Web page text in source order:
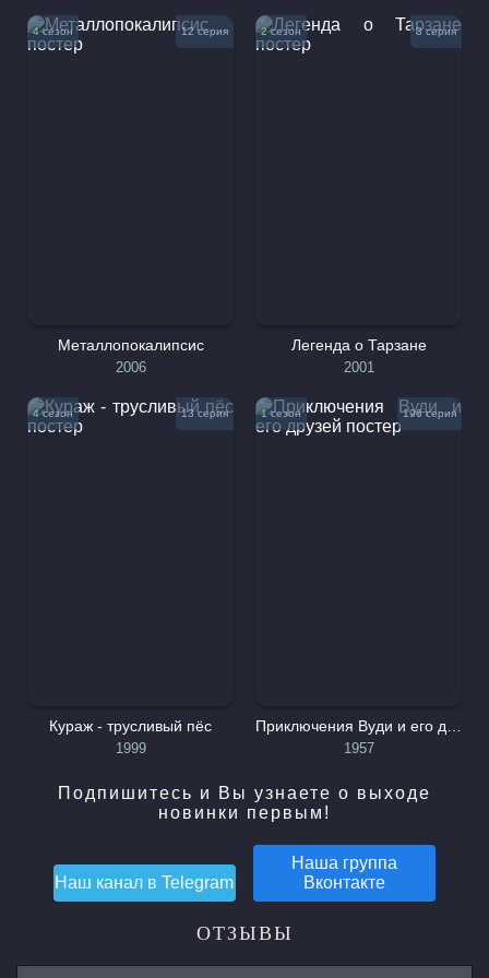
4 сезон 12 серия
Металлопокалипсис
2006
2 сезон 3 серия
Легенда о Тарзане
2001
4 сезон 13 серия
Кураж - трусливый пёс
1999
1 сезон 196 серия
Приключения Вуди и его друзей
1957
Подпишитесь и Вы узнаете о выходе
новинки первым!
Наш канал вTelegram
Наша группа
Вконтакте
ОТЗЫВЫ